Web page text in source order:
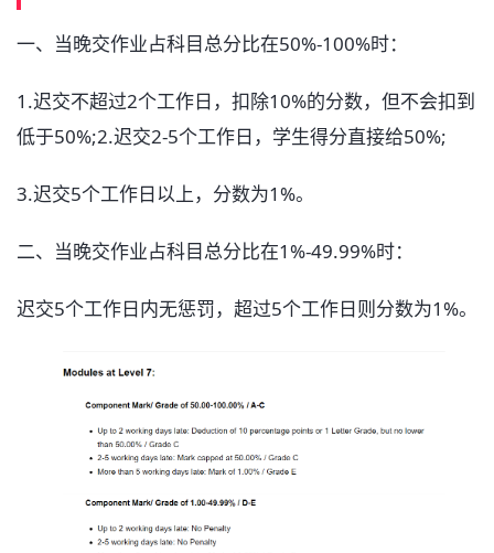
一、当晚交作业占科目总分比在50%-100%时：
1.迟交不超过2个工作日，扣除10%的分数，但不会扣到
低于50%;2.迟交2-5个工作日，学生得分直接给50%;
3.迟交5个工作日以上，分数为1%。
二、当晚交作业占科目总分比在1%-49.99%时：
迟交5个工作日内无惩罚，超过5个工作日则分数为1%。